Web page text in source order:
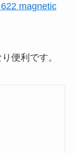
magnetic
便利です。